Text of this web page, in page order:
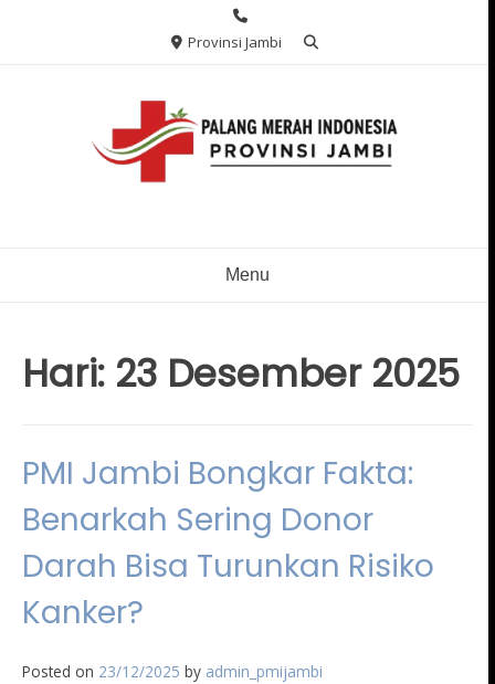
Provinsi Jambi
Menu
Hari: 23 Desember 2025
PMI Jambi Bongkar Fakta:
Benarkah Sering Donor
Darah Bisa Turunkan Risiko
Kanker?
Posted on 23/12/2025 by admin_pmijambi